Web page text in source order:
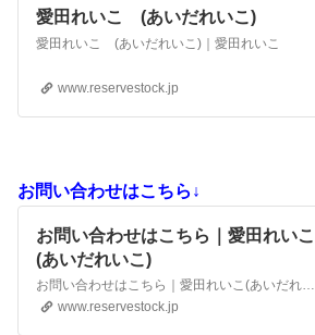
愛田れいこ (あいだれいこ)
愛田れいこ (あいだれいこ)｜愛田れいこ
www.reservestock.jp
お問い合わせはこちら↓
お問い合わせはこちら｜愛田れいこ
(あいだれいこ)
お問い合わせはこちら｜愛田れいこ(あいだれいこ)｜愛田れいこ
www.reservestock.jp